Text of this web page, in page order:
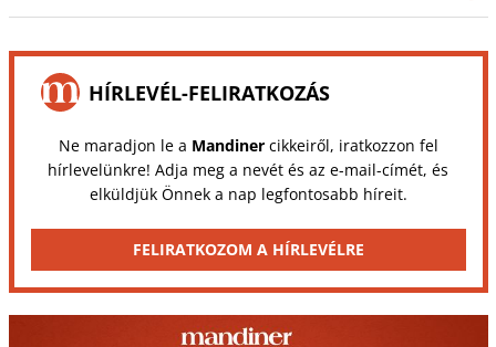
HÍRLEVÉL-FELIRATKOZÁS
Ne maradjon le a Mandinercikkeiről, iratkozzon fel
hírlevelünkre! Adja meg a nevét és az e-mail-címét, és
elküldjük Önnek a nap legfontosabb híreit.
FELIRATKOZOM A HÍRLEVÉLRE